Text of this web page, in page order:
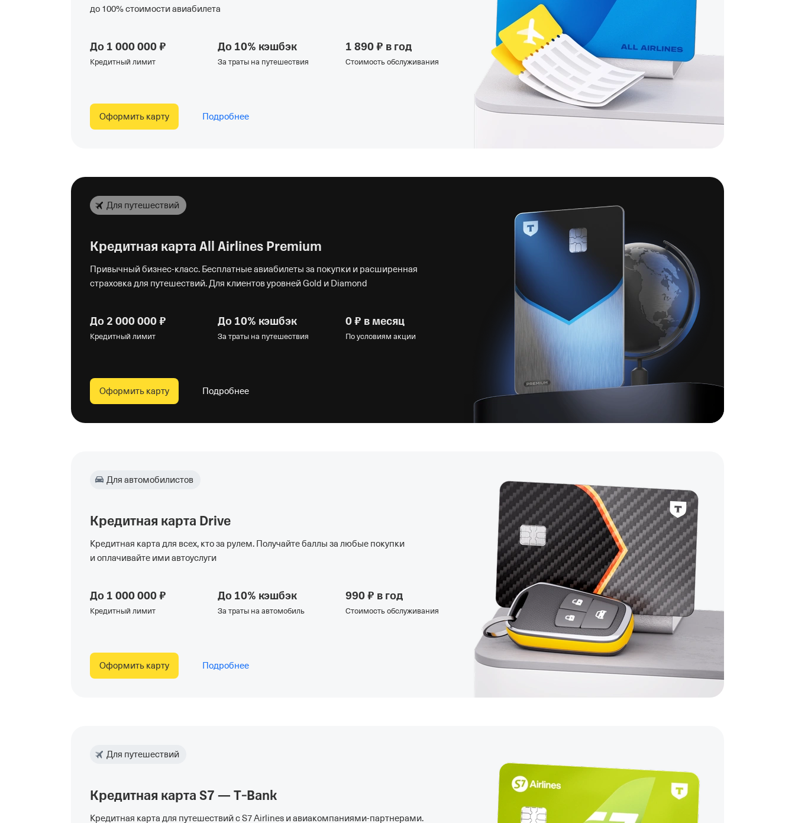
до 100% стоимости авиабилета
До 1 000 000 ₽
Кредитный лимит
До 10% кэшбэк
За траты на путешествия
1 890 ₽ в год
Стоимость обслуживания
Оформить карту Подробнее
Для путешествий
Кредитная карта All Airlines Premium
Привычныйбизнес-класс. Бесплатные авиабилеты за покупки и расширенная
страховка для путешествий. Для клиентов уровней Gold и Diamond
До 2 000 000 ₽
Кредитный лимит
До 10% кэшбэк
За траты на путешествия
0 ₽ в месяц
По условиям акции
Оформить карту Подробнее
Для автомобилистов
Кредитная карта Drive
Кредитная карта для всех, кто за рулем. Получайте баллы за любые покупки
и оплачивайте ими автоуслуги
До 1 000 000 ₽
Кредитный лимит
До 10% кэшбэк
За траты на автомобиль
990 ₽ в год
Стоимость обслуживания
Оформить карту Подробнее
Для путешествий
Кредитная карта S7 — T‑Bank
Кредитная карта для путешествий с S7 Airlines иавиакомпаниями-партнерами.